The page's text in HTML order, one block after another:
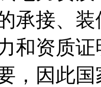
承接、
和资质
，因此